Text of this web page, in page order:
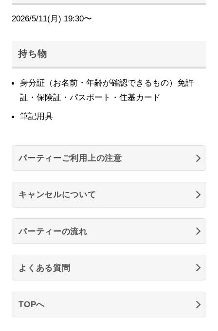
2026/5/11(月) 19:30〜
持ち物
身分証（お名前・年齢が確認できるもの）免許
証・保険証・パスポート・住基カード
筆記用具
パーティーご利用上の注意
キャンセルについて
パーティーの流れ
よくある質問
TOPへ